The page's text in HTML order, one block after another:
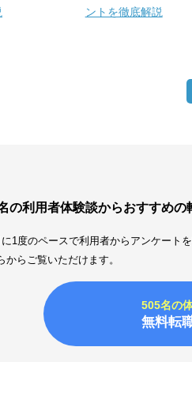
ントを徹底解説
の利用者体験談からおすすめの
1度のペースで利用者からアンケート
からご覧いただけます。
505名の
無料転